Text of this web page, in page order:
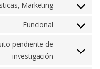
google-
Marketing
Consent
microsoft-
Funcional
Consent
service
pendiente de
investigación
Consent